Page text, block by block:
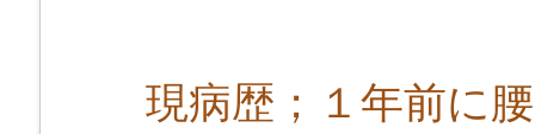
現病歴；１年前に